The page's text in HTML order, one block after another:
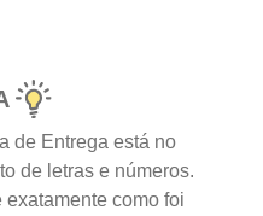
de Entrega está no
de letras e números.
exatamente como foi